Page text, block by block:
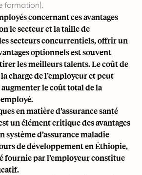
formation).
concernant ces avantages
le secteur et la taille de
secteurs concurrentiels, offrir un
optionnels est souvent
les meilleurs talents. Le coût de
la charge de l’employeur et peut
le coût total de la
en matière d’assurance santé
un élément critique des avantages
système d’assurance maladie
de développement en Éthiopie,
fournie par l’employeur constitue